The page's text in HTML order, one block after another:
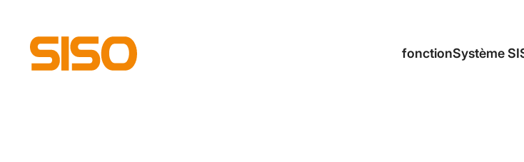
fonctionSystème